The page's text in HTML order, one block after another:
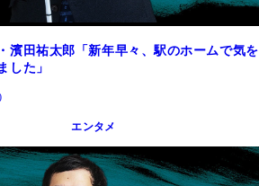
濱田祐太郎「新年早々、駅のホームで気を
した」
エンタメ